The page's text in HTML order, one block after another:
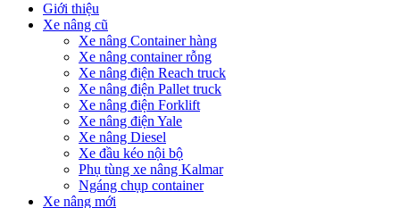
Giới thiệu
Xe nâng cũ
Xe nâng Container hàng
Xe nâng container rỗng
Xe nâng điện Reach truck
Xe nâng điện Pallet truck
Xe nâng điện Forklift
Xe nâng điện Yale
Xe nâng Diesel
Xe đầu kéo nội bộ
Phụ tùng xe nâng Kalmar
Ngáng chụp container
Xe nâng mới